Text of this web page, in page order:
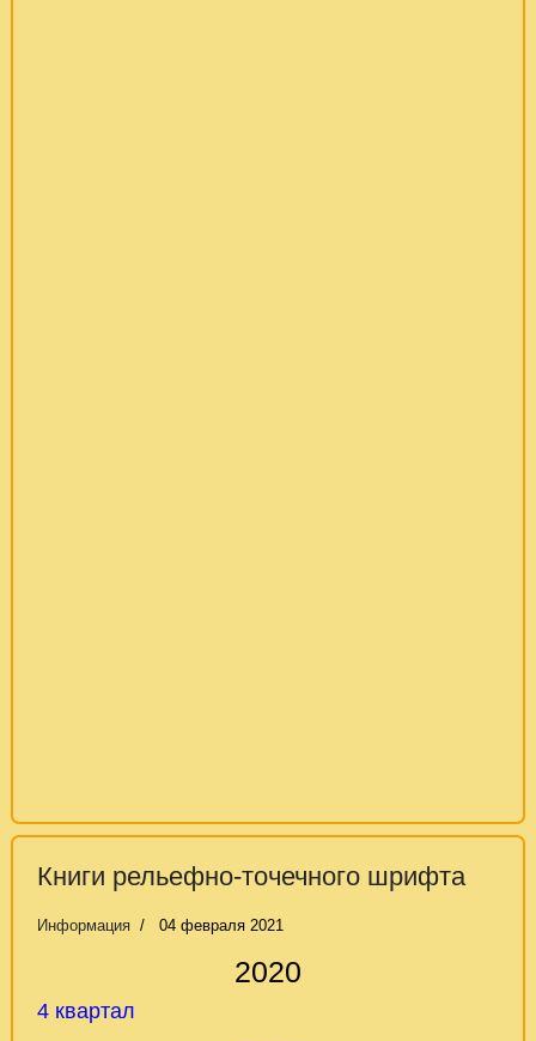
Книги рельефно-точечного шрифта
Информация 04 февраля 2021
2020
4 квартал